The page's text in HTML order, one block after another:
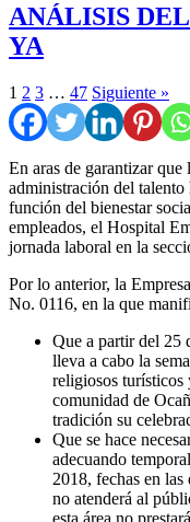
ANÁLISIS
YA
1 2 3 … 47 Siguiente »
En aras de garantizar
administración del talento
función del bienestar
empleados, el Hospital
jornada laboral en la
Por lo anterior, la
No. 0116, en la que
Que a partir del 25
lleva a cabo la
religiosos turísticos
comunidad de
tradición su
Que se hace
adecuando
2018, fechas en
no atenderá al
esta área no